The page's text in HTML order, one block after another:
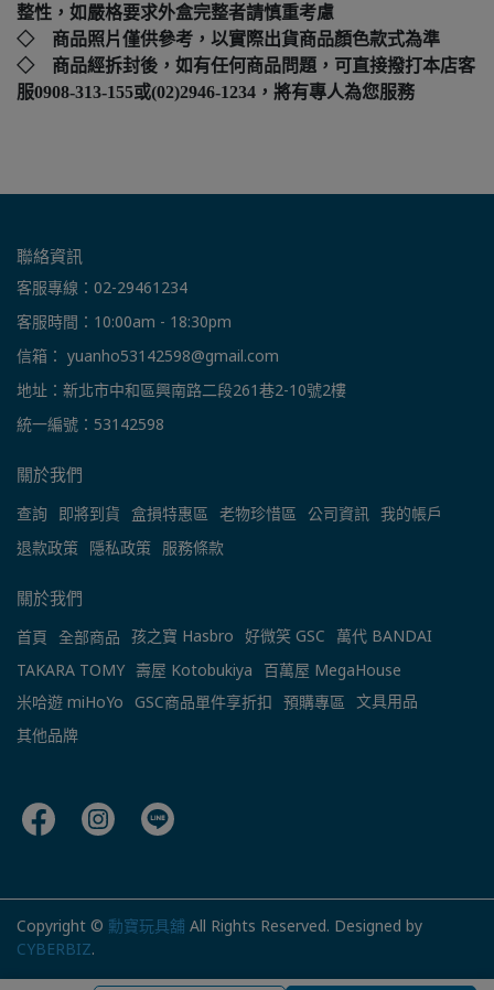
整性，如嚴格要求外盒完整者請慎重考慮
◇ 商品照片僅供參考，以實際出貨商品顏色款式為準
◇ 商品經拆封後，如有任何商品問題，可直接撥打本店客
服0908-313-155或(02)2946-1234，將有專人為您服務
聯絡資訊
客服專線：02-29461234
客服時間：10:00am - 18:30pm
信箱： yuanho53142598@gmail.com
地址：新北市中和區興南路二段261巷2-10號2樓
統一編號：53142598
關於我們
查詢 即將到貨 盒損特惠區 老物珍惜區 公司資訊 我的帳戶
退款政策 隱私政策 服務條款
關於我們
首頁 全部商品 孩之寶 Hasbro 好微笑 GSC
萬代 BANDAI
TAKARA TOMY 壽屋 Kotobukiya
百萬屋 MegaHouse
米哈遊 miHoYo GSC商品單件享折扣 預購專區 文具用品
其他品牌
Copyright © 勳寶玩具舖 All Rights Reserved. Designed by
CYBERBIZ.